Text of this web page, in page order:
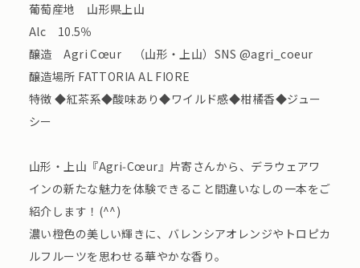
葡萄産地 山形県上山
Alc 10.5％
醸造 Agri Cœur （山形・上山）SNS @agri_coeur
醸造場所 FATTORIA AL FIORE
特徴 ◆紅茶系◆酸味あり◆ワイルド感◆柑橘香◆ジュー
シー
山形・上山『Agri‑Cœur』片寄さんから、デラウェアワ
インの新たな魅力を体験できること間違いなしの一本をご
紹介します！(^^)
濃い橙色の美しい輝きに、バレンシアオレンジやトロピカ
ルフルーツを思わせる華やかな香り。